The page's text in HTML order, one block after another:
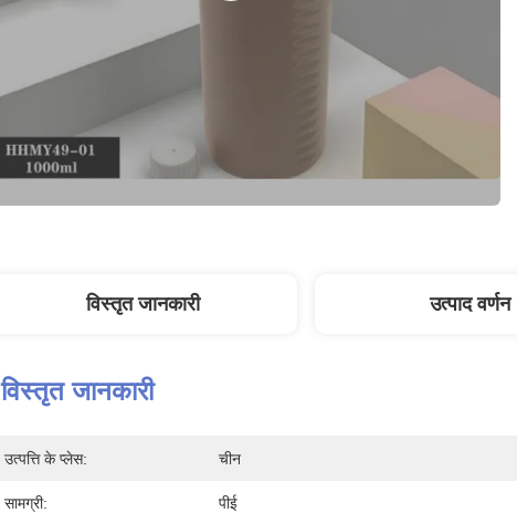
विस्तृत जानकारी उत्पाद वर्णन
विस्तृत जानकारी
उत्पत्ति के प्लेस: चीन
सामग्री: पीई